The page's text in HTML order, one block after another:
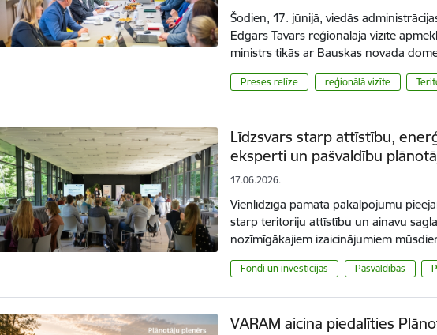
Šodien, 17. jūnijā, viedās
Edgars Tavars reģionālajā vizītē
ministrs tikās ar Bauskas novada
Preses relīze reģionālā vizīte
Līdzsvars starp attīstību,
eksperti un pašvaldību
17.06.2026.
Vienlīdzīga pamata pakalpojumu
starp teritoriju attīstību un ainavu
nozīmīgākajiem izaicinājumiem
Fondi un investīcijas Pašvaldības
VARAM aicina piedalīties